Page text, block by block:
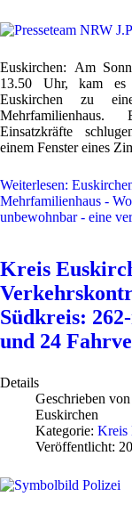
Euskirchen:
Am
13.50 Uhr, kam
Euskirchen zu
Einsatzkräfte
einem Fenster eines
Weiterlesen:
Mehrfamilienhaus -
unbewohnbar - eine
Kreis
Südkreis:
und 24
Details
Geschrieben von
Euskirchen
Kategorie: Kreis
Veröffentlicht: